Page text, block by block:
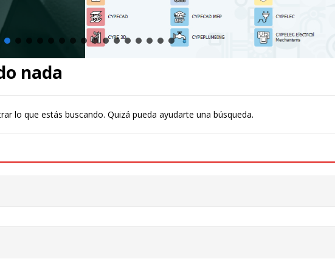
nada
lo que estás buscando. Quizá pueda ayudarte una búsqueda.